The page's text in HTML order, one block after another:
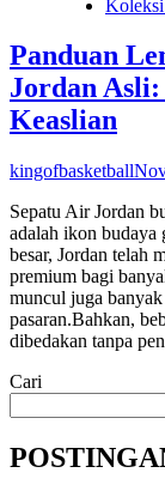
Panduan
Jordan
Keaslian
kingofbasketball
Sepatu Air Jordan
adalah ikon
besar, Jordan telah
premium bagi
muncul juga
pasaran.Bahkan,
dibedakan tanpa
Cari